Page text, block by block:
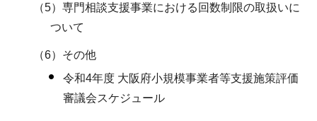
（5）専門相談支援事業における回数制限の取扱いに
ついて
（6）その他
令和4年度 大阪府小規模事業者等支援施策評価
審議会スケジュール